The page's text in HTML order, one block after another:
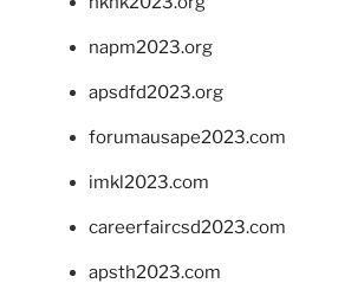
napm2023.org
apsdfd2023.org
forumausape2023.com
imkl2023.com
careerfaircsd2023.com
apsth2023.com